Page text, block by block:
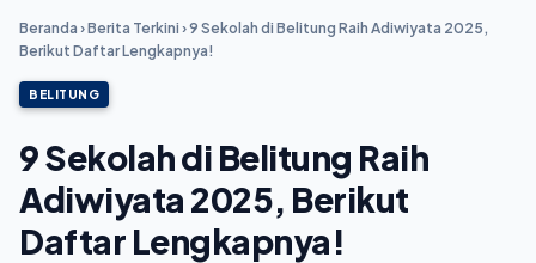
Beranda ›Berita Terkini ›9 Sekolah di Belitung Raih Adiwiyata 2025,
Berikut Daftar Lengkapnya!
BELITUNG
9 Sekolah di Belitung Raih
Adiwiyata 2025, Berikut
Daftar Lengkapnya!